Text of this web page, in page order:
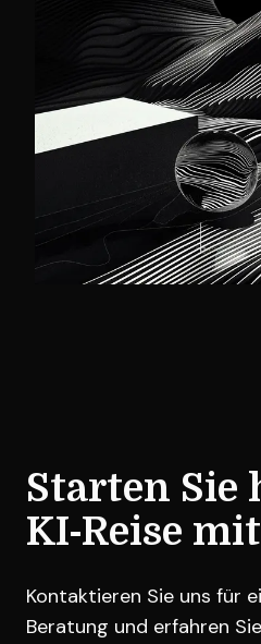
Starten Sie
KI-Reise
Kontaktieren Sie uns für
Beratung und erfahren